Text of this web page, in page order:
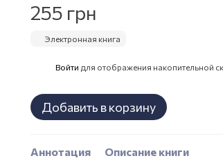
255 грн
Электронная книга
Войти для отображения накопительной
Добавить в корзину
Аннотация
Описание книги